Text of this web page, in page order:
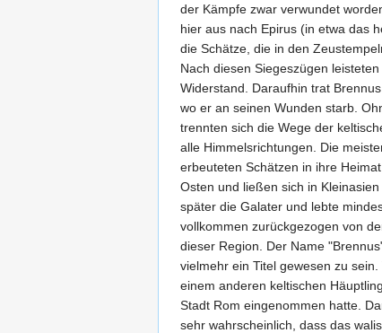
der Kämpfe zwar verwundet
hier aus nach Epirus (in etwa das
die Schätze, die in den
Nach diesen Siegeszügen
Widerstand. Daraufhin trat
wo er an seinen Wunden starb.
trennten sich die Wege der
alle Himmelsrichtungen. Die
erbeuteten Schätzen in ihre
Osten und ließen sich in
später die Galater und lebte
vollkommen zurückgezogen von
dieser Region. Der Name
vielmehr ein Titel gewesen zu
einem anderen keltischen
Stadt Rom eingenommen hatte.
sehr wahrscheinlich, dass das